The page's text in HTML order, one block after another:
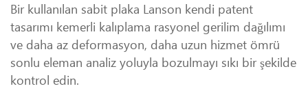
Bir kullanılan sabit plaka Lanson kendi patent
tasarımı kemerli kalıplama rasyonel gerilim dağılımı
ve daha az deformasyon, daha uzun hizmet ömrü
sonlu eleman analiz yoluyla bozulmayı sıkı bir şekilde
kontrol edin.